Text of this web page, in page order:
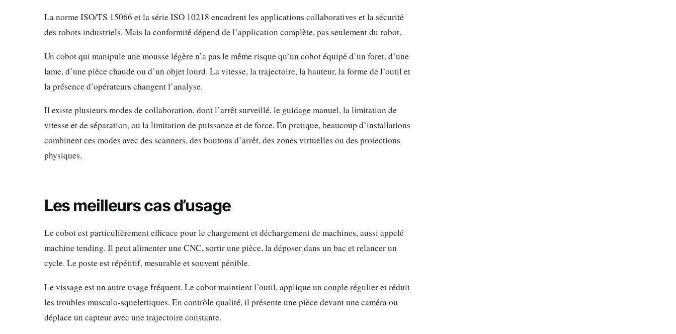
La norme ISO/TS 15066 et la série ISO 10218 encadrent les applications collaboratives et la sécurité
des robots industriels. Mais la conformité dépend de l’application complète, pas seulement du robot.
Un cobot qui manipule une mousse légère n’a pas le même risque qu’un cobot équipé d’un foret, d’une
lame, d’une pièce chaude ou d’un objet lourd. La vitesse, la trajectoire, la hauteur, la forme de l’outil et
la présence d’opérateurs changent l’analyse.
Il existe plusieurs modes de collaboration, dont l’arrêt surveillé, le guidage manuel, la limitation de
vitesse et de séparation, ou la limitation de puissance et de force. En pratique, beaucoup d’installations
combinent ces modes avec des scanners, des boutons d’arrêt, des zones virtuelles ou des protections
physiques.
Les meilleurs cas d’usage
Le cobot est particulièrement efficace pour le chargement et déchargement de machines, aussi appelé
machine tending. Il peut alimenter une CNC, sortir une pièce, la déposer dans un bac et relancer un
cycle. Le poste est répétitif, mesurable et souvent pénible.
Le vissage est un autre usage fréquent. Le cobot maintient l’outil, applique un couple régulier et réduit
les troubles musculo-squelettiques. En contrôle qualité, il présente une pièce devant une caméra ou
déplace un capteur avec une trajectoire constante.